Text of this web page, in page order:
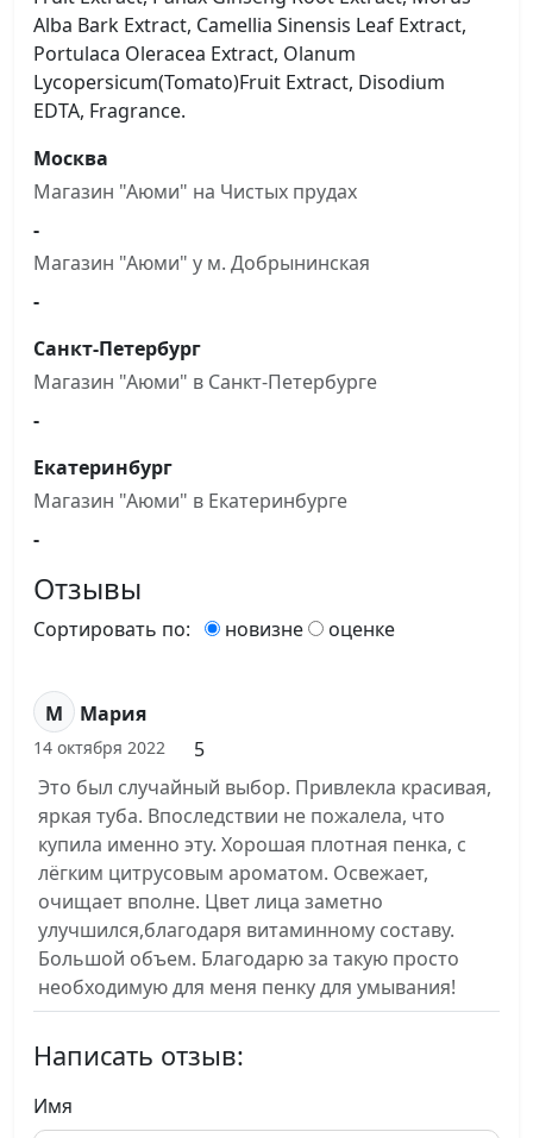
Alba Bark Extract, Camellia Sinensis Leaf Extract,
Portulaca Oleracea Extract, Olanum
Lycopersicum(Tomato)Fruit Extract, Disodium
EDTA, Fragrance.
Москва
Магазин "Аюми" на Чистыx прудах
-
Магазин "Аюми" у м. Добрынинская
-
Санкт-Петербург
Магазин "Аюми" в Санкт-Петербурге
-
Екатеринбург
Магазин "Аюми" в Екатеринбурге
-
Отзывы
Сортировать по: новизне оценке
М Мария
14 октября 2022
5
Это был случайный выбор. Привлекла красивая,
яркая туба. Впоследствии не пожалела, что
купила именно эту. Хорошая плотная пенка, с
лёгким цитрусовым ароматом. Освежает,
очищает вполне. Цвет лица заметно
улучшился,благодаря витаминному составу.
Большой объем. Благодарю за такую просто
необходимую для меня пенку для умывания!
Написать отзыв:
Имя